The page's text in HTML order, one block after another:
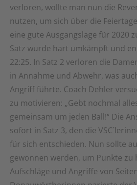
verloren, wollte man nun die
nutzen, um sich über die
eine gute Ausgangslage für 2020
Satz wurde hart umkämpft und
22:25. In Satz 2 verloren die
in Annahme und Abwehr, was
Angriff führte. Coach Dehler
zu motivieren: „Gebt nochmal
gemeinsam um jeden Ball!“ Die
sofort in Satz 3, den die
für sich entschieden. Nun sollte
gewonnen werden, um Punkte zu
Aufschläge und Angriffe von